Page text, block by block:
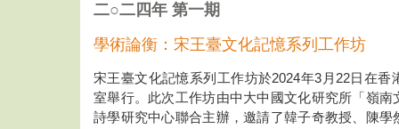
二○二四年 第一期
學術論衡：宋王臺文化記憶系列工作坊
宋王臺文化記憶系列工作坊於2024年3月22日在
室舉行。此次工作坊由中大中國文化研究所「嶺
詩學研究中心聯合主辦，邀請了韓子奇教授、陳